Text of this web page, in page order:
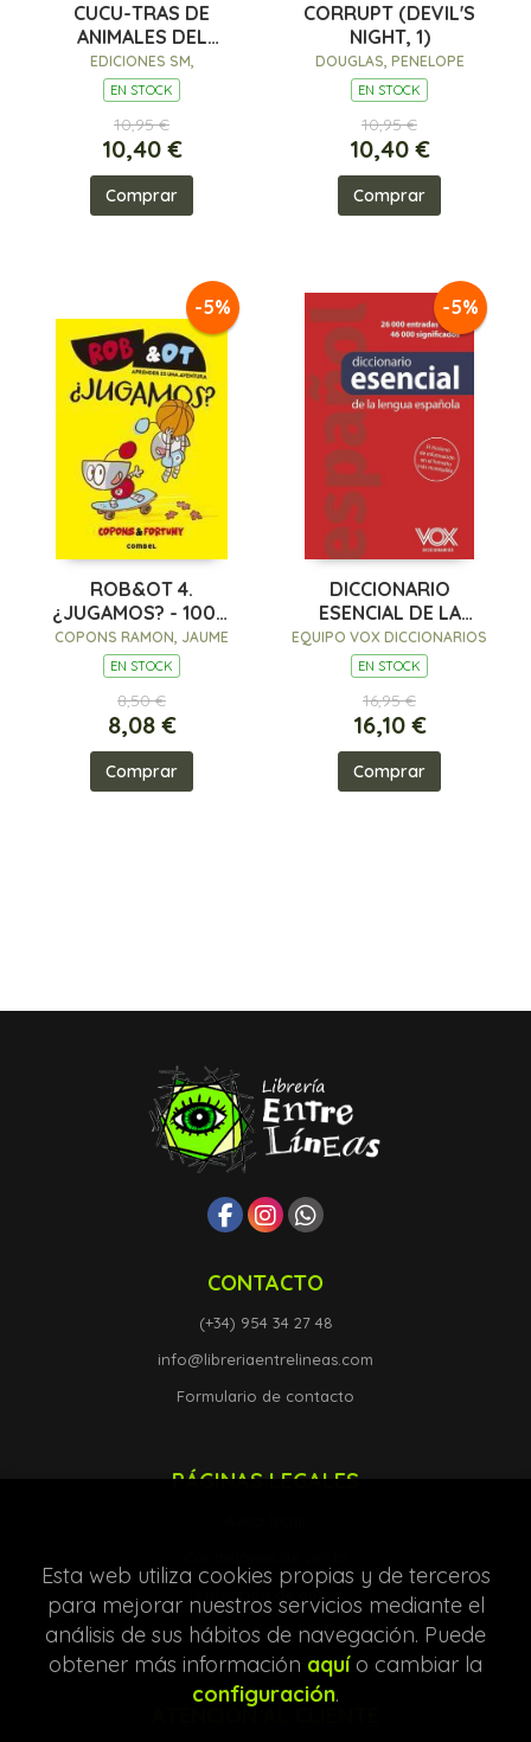
CUCU-TRAS DE
ANIMALES DEL
BOSQUE
EDICIONES SM,
EN STOCK
10,95 €
10,40 €
Comprar
CORRUPT (DEVIL'S
NIGHT, 1)
DOUGLAS, PENELOPE
EN STOCK
10,95 €
10,40 €
Comprar
-5%
ROB&OT 4.
¿JUGAMOS? - 100%
PEFC
COPONS RAMON, JAUME
EN STOCK
8,50 €
8,08 €
Comprar
-5%
DICCIONARIO
ESENCIAL DE LA
LENGUA ESPAÑOLA
EQUIPO VOX DICCIONARIOS
EN STOCK
16,95 €
16,10 €
Comprar
CONTACTO
(+34) 954 34 27 48
info@libreriaentrelineas.com
Formulario de contacto
PÁGINAS LEGALES
Protección de datos
Política de Cookies
ATENCIÓN AL CLIENTE
Esta web utiliza cookies propias y de terceros
para mejorar nuestros servicios mediante el
análisis de sus hábitos de navegación. Puede
obtener más información aquío cambiar la
configuración.